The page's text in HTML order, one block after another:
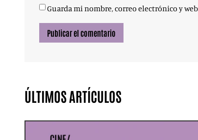
Guarda mi nombre, correo electrónico y
ÚLTIMOS ARTÍCULOS